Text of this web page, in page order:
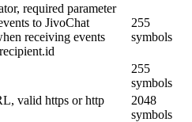
required parameter
to JivoChat
receiving events
255
symbols
255
symbols
valid https or http
2048
symbols